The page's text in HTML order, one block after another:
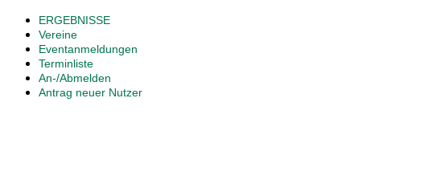
ERGEBNISSE
Vereine
Eventanmeldungen
Terminliste
An-/Abmelden
Antrag neuer Nutzer